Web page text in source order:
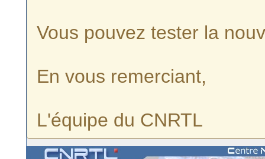
Vous pouvez tester la
En vous remerciant,
L'équipe du CNRTL